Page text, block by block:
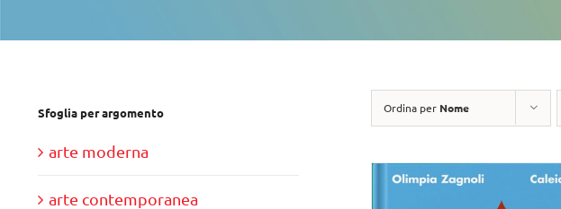
Ordina per Nome
Sfoglia per argomento
arte moderna
arte contemporanea